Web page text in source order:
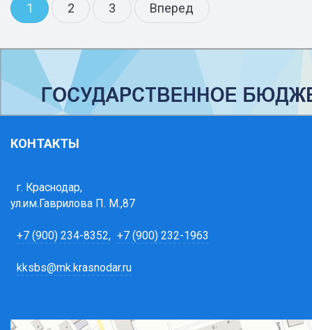
1 2 3 Вперед
КОНТАКТЫ
г. Краснодар,
ул.им.Гаврилова П. М.,87
+7 (900) 234-8352, +7 (900) 232-1963
kksbs@mk.krasnodar.ru